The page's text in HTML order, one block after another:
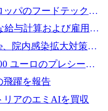
万ユーロのベル
パのフードテックセ
ルズを中心に再構築
給与計算および雇用プ
るために 1,740 万ド
、院内感染拡大対策に
ユーロのプレシード
レッドシートをター
飛躍を報告
リアのエミAIを買収